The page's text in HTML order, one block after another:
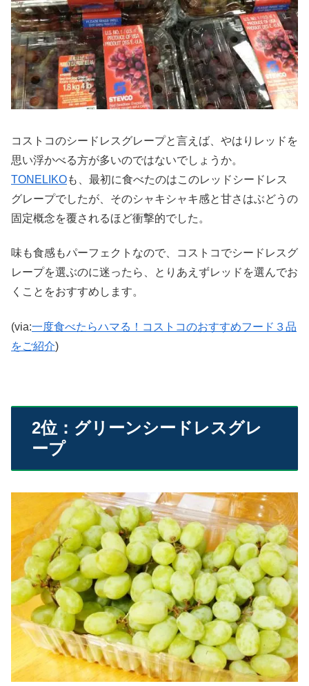
コストコのシードレスグレープと言えば、やはりレッドを
思い浮かべる方が多いのではないでしょうか。
TONELIKOも、最初に食べたのはこのレッドシードレス
グレープでしたが、そのシャキシャキ感と甘さはぶどうの
固定概念を覆されるほど衝撃的でした。
味も食感もパーフェクトなので、コストコでシードレスグ
レープを選ぶのに迷ったら、とりあえずレッドを選んでお
くことをおすすめします。
(via:一度食べたらハマる！コストコのおすすめフード３品
をご紹介)
2位：グリーンシードレスグレ
ープ